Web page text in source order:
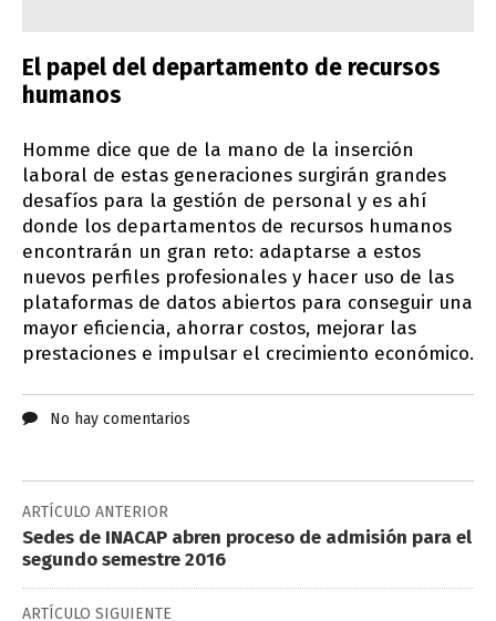
El papel del departamento de recursos
humanos
Homme dice que de la mano de la inserción
laboral de estas generaciones surgirán grandes
desafíos para la gestión de personal y es ahí
donde los departamentos de recursos humanos
encontrarán un gran reto: adaptarse a estos
nuevos perfiles profesionales y hacer uso de las
plataformas de datos abiertos para conseguir una
mayor eficiencia, ahorrar costos, mejorar las
prestaciones e impulsar el crecimiento económico.
No hay comentarios
ARTÍCULO ANTERIOR
Sedes de INACAP abren proceso de admisión para el
segundo semestre 2016
ARTÍCULO SIGUIENTE